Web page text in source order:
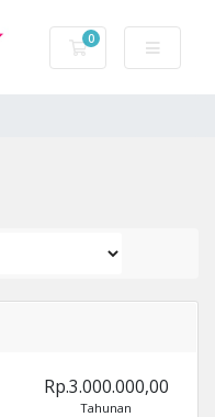
0
Keranjang
Rp.3.000.000,00
Tahunan